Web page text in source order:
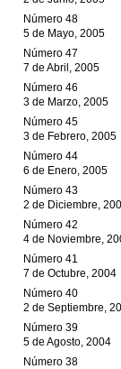
Número 48
5 de Mayo, 2005
Número 47
7 de Abril, 2005
Número 46
3 de Marzo, 2005
Número 45
3 de Febrero, 2005
Número 44
6 de Enero, 2005
Número 43
2 de Diciembre,
Número 42
4 de Noviembre,
Número 41
7 de Octubre, 2004
Número 40
2 de Septiembre,
Número 39
5 de Agosto, 2004
Número 38